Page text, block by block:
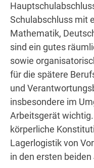
Schulabschluss mit
Mathematik,
sind ein gutes
sowie
für die spätere
und
insbesondere im
Arbeitsgerät
körperliche
Lagerlogistik von
in den ersten